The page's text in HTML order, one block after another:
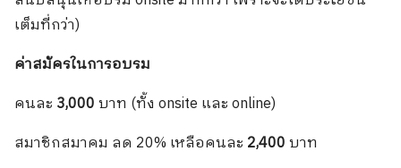
เต็มที่กว่า)
ค่าสมัครในการอบรม
คนละ 3,000บาท (ทั้ง onsite และ online)
สมาชิกสมาคม ลด 20% เหลือคนละ 2,400บาท